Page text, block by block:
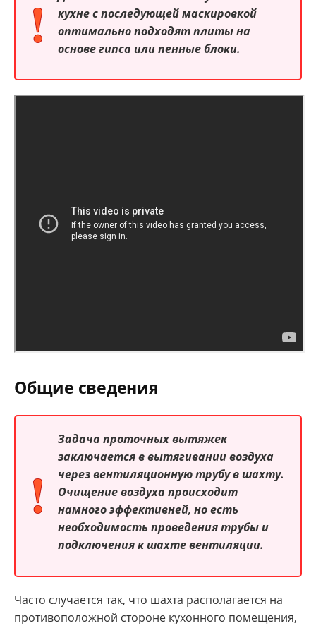
кухне с последующей маскировкой
оптимально подходят плиты на
основе гипса или пенные блоки.
Общие сведения
Задача проточных вытяжек
заключается в вытягивании воздуха
через вентиляционную трубу в шахту.
Очищение воздуха происходит
намного эффективней, но есть
необходимость проведения трубы и
подключения к шахте вентиляции.
Часто случается так, что шахта располагается на
противоположной стороне кухонного помещения,